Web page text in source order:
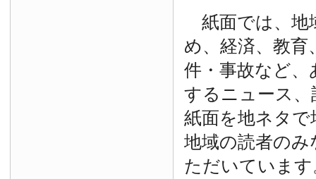
紙面では、地
め、経済、教育
件・事故など
するニュース
紙面を地ネタ
地域の読者の
ただいています